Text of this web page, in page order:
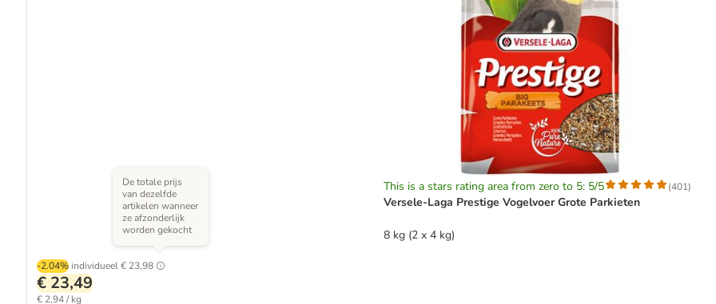
This is a stars rating area from zero to 5: 5/5 (401)
Versele-Laga Prestige Vogelvoer Grote Parkieten
8 kg (2 x 4 kg)
-2.04% individueel€ 23,98
De totale prijs
van dezelfde
artikelen wanneer
ze afzonderlijk
worden gekocht
€ 23,49
€ 2,94 / kg